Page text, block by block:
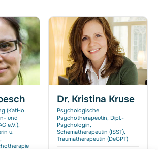
(KatHo
und
e.V.),
u.
Dr. Kristina Kruse
Psychologische
Psychotherapeutin, Dipl.-
Psychologin,
Schematherapeutin (ISST),
Traumatherapeutin (DeGPT)